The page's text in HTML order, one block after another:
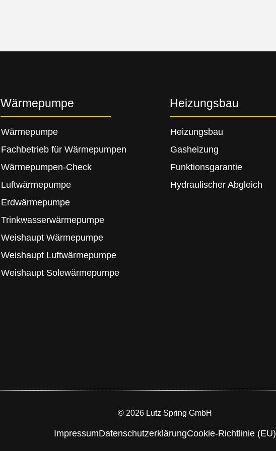
Wärmepumpe
Wärmepumpe
Fachbetrieb für Wärmepumpen
Wärmepumpen-Check
Luftwärmepumpe
Erdwärmepumpe
Trinkwasserwärmepumpe
Weishaupt Wärmepumpe
Weishaupt Luftwärmepumpe
Weishaupt Solewärmepumpe
Heizungsbau
Heizungsbau
Gasheizung
Funktionsgarantie
Hydraulischer Abgleich
© 2026 Lutz Spring GmbH
ImpressumDatenschutzerklärungCookie-Richtlinie (EU)